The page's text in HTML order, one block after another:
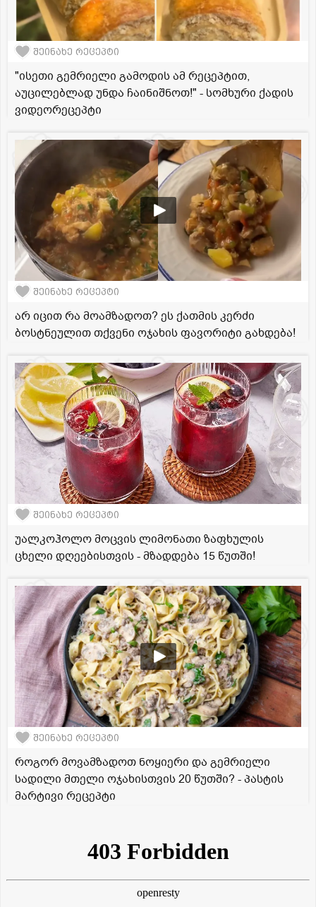
შეინახე რეცეპტი
"ისეთი გემრიელი გამოდის ამ რეცეპტით,
აუცილებლად უნდა ჩაინიშნოთ!" - სომხური ქადის
ვიდეორეცეპტი
შეინახე რეცეპტი
არ იცით რა მოამზადოთ? ეს ქათმის კერძი
ბოსტნეულით თქვენი ოჯახის ფავორიტი გახდება!
შეინახე რეცეპტი
უალკოჰოლო მოცვის ლიმონათი ზაფხულის
ცხელი დღეებისთვის - მზადდება 15 წუთში!
შეინახე რეცეპტი
როგორ მოვამზადოთ ნოყიერი და გემრიელი
სადილი მთელი ოჯახისთვის 20 წუთში? - პასტის
მარტივი რეცეპტი